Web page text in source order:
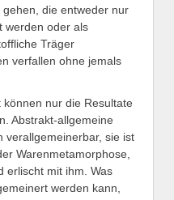
die entweder nur
werden oder als
Träger
verfallen ohne jemals
nur die Resultate
Abstrakt-allgemeine
verallgemeinerbar, sie ist
Warenmetamorphose,
erlischt mit ihm. Was
werden kann,